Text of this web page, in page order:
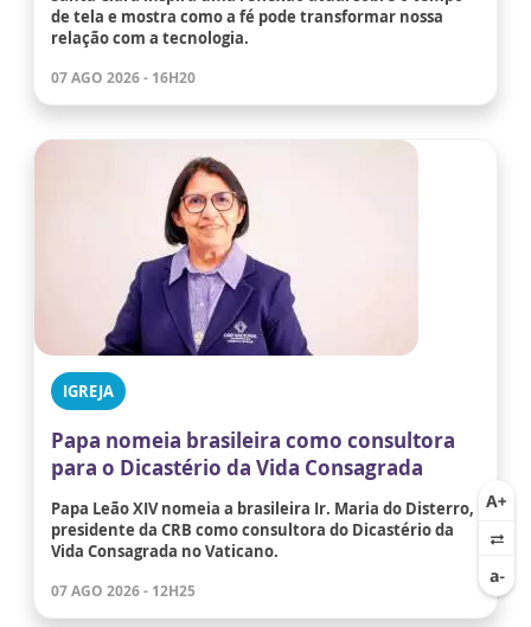
de tela e mostra como a fé pode transformar nossa
relação com a tecnologia.
07 AGO 2026 - 16H20
IGREJA
Papa nomeia brasileira como consultora
para o Dicastério da Vida Consagrada
Papa Leão XIV nomeia a brasileira Ir. Maria do Disterro,
presidente da CRB como consultora do Dicastério da
Vida Consagrada no Vaticano.
07 AGO 2026 - 12H25